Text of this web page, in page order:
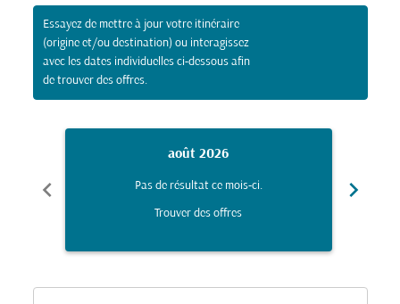
Essayez de mettre à jour votre itinéraire
(origine et/ou destination) ou interagissez
avec les dates individuelles ci-dessous afin
de trouver des offres.
chevron_left
août 2026
Pas de résultat ce mois-ci.
Trouver des offres
chevron_right